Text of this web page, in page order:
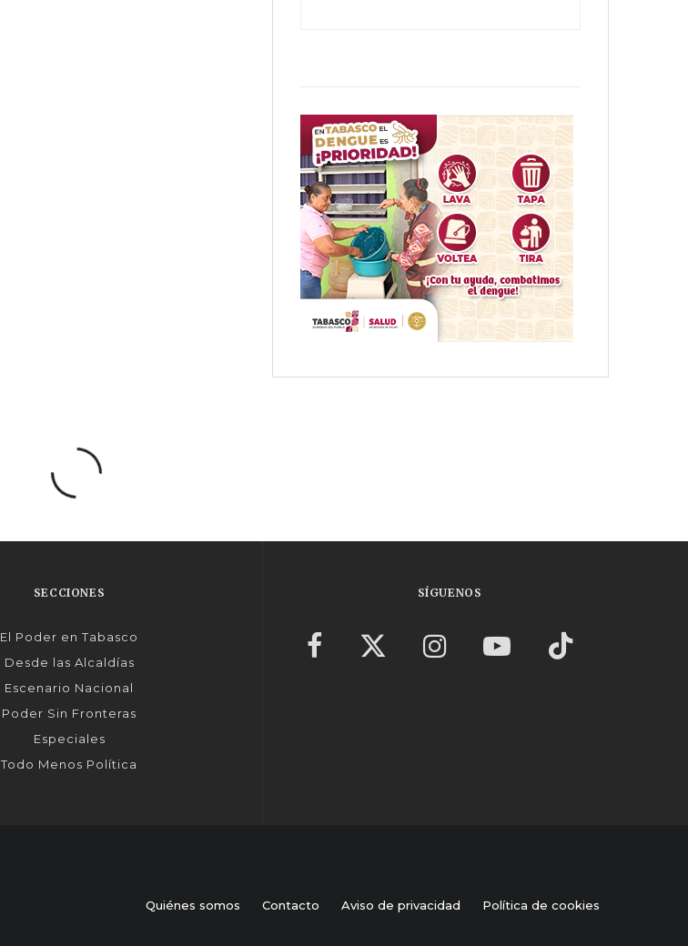
SECCIONES
El Poder en Tabasco
Desde las Alcaldías
Escenario Nacional
Poder Sin Fronteras
Especiales
Todo Menos Política
SÍGUENOS
Quiénes somos Contacto Aviso de privacidad Política de cookies